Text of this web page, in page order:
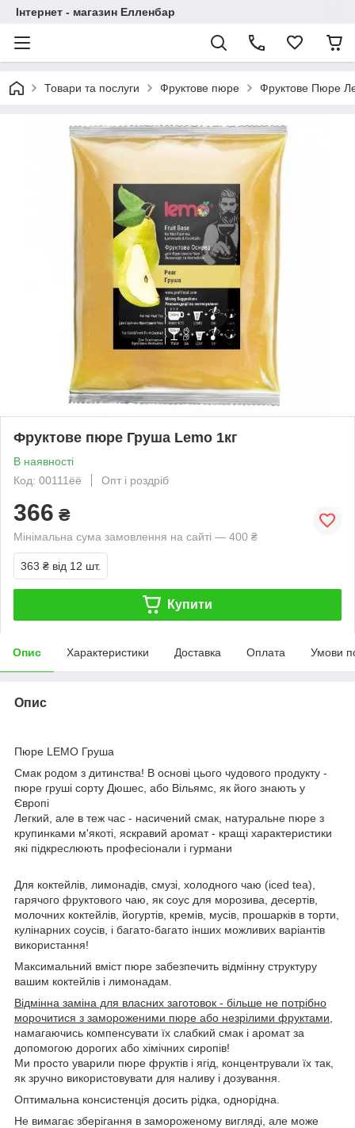
Інтернет - магазин Елленбар
Товари та послуги Фруктове пюре Фруктове Пюре
Фруктове пюре Груша Lemo 1кг
В наявності
Код: 00111ёё
Опт і роздріб
366 ₴
Мінімальна сума замовлення на сайті — 400 ₴
363 ₴ від 12 шт.
Купити
Опис Характеристики Доставка Оплата Умови
Опис
Пюре LEMO Груша
Смак родом з дитинства! В основі цього чудового продукту -
пюре груші сорту Дюшес, або Вільямс, як його знають у
Європі
Легкий, але в теж час - насичений смак, натуральне пюре з
крупинками м'якоті, яскравий аромат - кращі характеристики
які підкреслюють професіонали і гурмани
Для коктейлів, лимонадів, смузі, холодного чаю (iced tea),
гарячого фруктового чаю, як соус для морозива, десертів,
молочних коктейлів, йогуртів, кремів, мусів, прошарків в торти,
кулінарних соусів, і багато-багато інших можливих варіантів
використання!
Максимальний вміст пюре забезпечить відмінну структуру
вашим коктейлів і лимонадам.
Відмінна заміна для власних заготовок - більше не потрібно
морочитися з замороженими пюре або незрілими фруктами,
намагаючись компенсувати їх слабкий смак і аромат за
допомогою дорогих або хімічних сиропів!
Ми просто уварили пюре фруктів і ягід, концентрували їх так,
як зручно використовувати для наливу і дозування.
Оптимальна консистенція досить рідка, однорідна.
Не вимагає зберігання в замороженому вигляді, але може